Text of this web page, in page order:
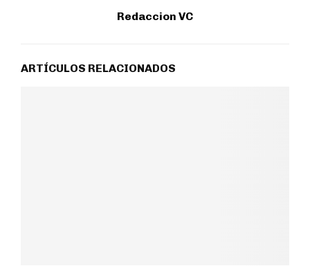
Redaccion VC
ARTÍCULOS RELACIONADOS